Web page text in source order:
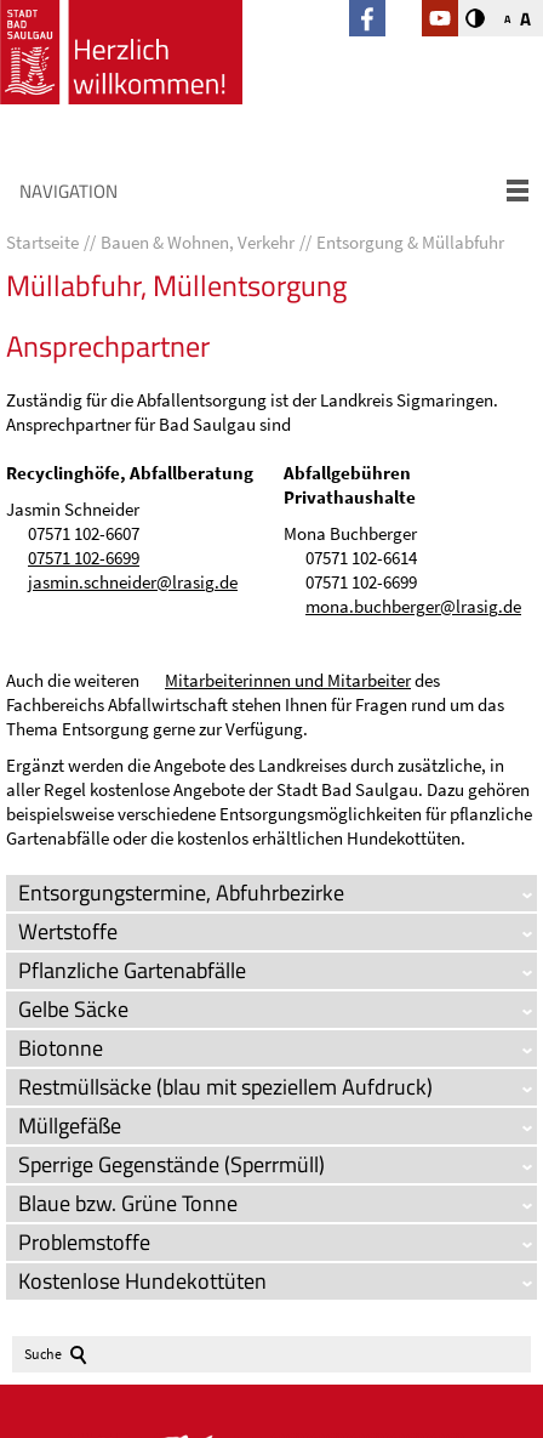
A A
NAVIGATION
Startseite Bauen & Wohnen, Verkehr Entsorgung & Müllabfuhr
Müllabfuhr, Müllentsorgung
Ansprechpartner
Zuständig für die Abfallentsorgung ist der Landkreis Sigmaringen.
Ansprechpartner für Bad Saulgau sind
Recyclinghöfe, Abfallberatung
Jasmin Schneider
07571 102-6607
07571 102-6699
j sm n schn d r lr s g d
Abfallgebühren
Privathaushalte
Mona Buchberger
07571 102-6614
07571 102-6699
m n b chb rg r lr s g d
Auch die weiteren Mitarbeiterinnen und Mitarbeiterdes
Fachbereichs Abfallwirtschaft stehen Ihnen für Fragen rund um das
Thema Entsorgung gerne zur Verfügung.
Ergänzt werden die Angebote des Landkreises durch zusätzliche, in
aller Regel kostenlose Angebote der Stadt Bad Saulgau. Dazu gehören
beispielsweise verschiedene Entsorgungsmöglichkeiten für pflanzliche
Gartenabfälle oder die kostenlos erhältlichen Hundekottüten.
Entsorgungstermine, Abfuhrbezirke
Wertstoffe
Pflanzliche Gartenabfälle
Gelbe Säcke
Biotonne
Restmüllsäcke (blau mit speziellem Aufdruck)
Müllgefäße
Sperrige Gegenstände (Sperrmüll)
Blaue bzw. Grüne Tonne
Problemstoffe
Kostenlose Hundekottüten
Suche